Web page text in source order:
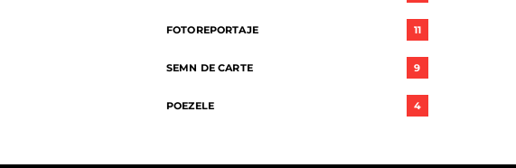
FOTOREPORTAJE 11
SEMN DE CARTE 9
POEZELE 4